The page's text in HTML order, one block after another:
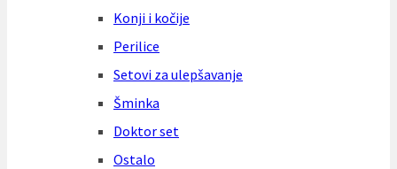
Konji i kočije
Perilice
Setovi za ulepšavanje
Šminka
Doktor set
Ostalo